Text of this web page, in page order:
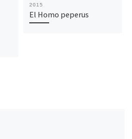
2015
El Homo peperus